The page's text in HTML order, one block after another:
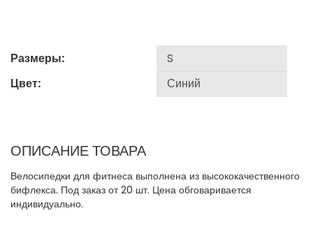
Размеры:
Цвет:
ОПИСАНИЕ ТОВАРА
Велосипедки для фитнеса выполнена из высококачественного
бифлекса. Под заказ от 20 шт. Цена обговаривается
индивидуально.